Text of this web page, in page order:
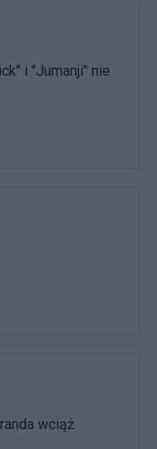
i "Jumanji" nie
wciąż